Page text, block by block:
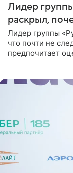
Лидер
раскрыл,
Лидер группы
что почти не
предпочитает